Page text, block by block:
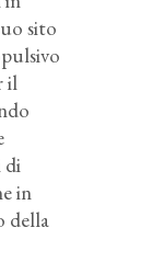
sito
il
di
in
della